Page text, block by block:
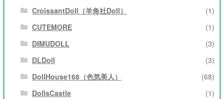
CroissantDoll（羊角社Doll）
(1)
CUTEMORE
(1)
DIMUDOLL
(3)
DLDoll
(3)
DollHouse168（色気美人）
(68)
DollsCastle
(1)